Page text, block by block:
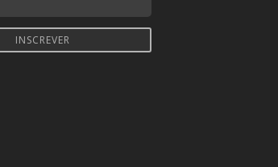
INSCREVER